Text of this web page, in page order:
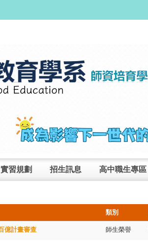
實習規劃 招生訊息 高中職生專區
類別
億計畫審查 師生榮譽